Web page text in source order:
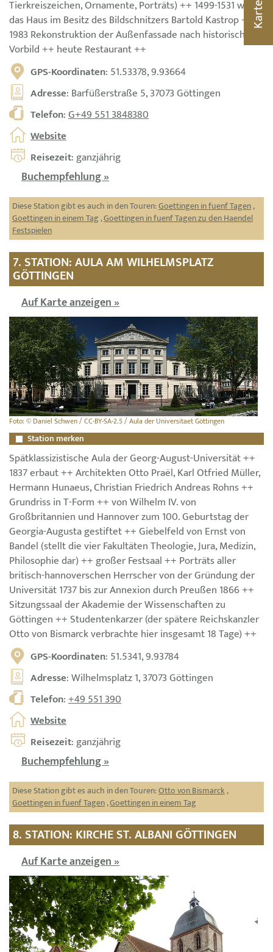
Tierkreiszeichen, Ornamente, Porträts) ++ 1499-1531 war
das Haus im Besitz des Bildschnitzers Bartold Kastrop ++
1983 Rekonstruktion der Außenfassade nach historischem
Vorbild ++ heute Restaurant ++
GPS-Koordinaten: 51.53378, 9.93664
Adresse: Barfüßerstraße 5, 37073 Göttingen
Telefon:G+49 551 3848380
Website
Reisezeit: ganzjährig
Buchempfehlung »
Diese Station gibt es auch in den Touren:Goettingen in fuenf Tagen,
Goettingen in einem Tag ,Goettingen in fuenf Tagen zu den Haendel
Festspielen
7. STATION: AULA AM WILHELMSPLATZ
GÖTTINGEN
Auf Karte anzeigen »
Foto: © Daniel Schwen / CC-BY-SA-2.5 / Aula der Universitaet Göttingen
Station merken
Spätklassizistische Aula der Georg-August-Universität ++
1837 erbaut ++ Architekten Otto Praël, Karl Otfried Müller,
Hermann Hunaeus, Christian Friedrich Andreas Rohns ++
Grundriss in T-Form ++ von Wilhelm IV. von
Großbritannien und Hannover zum 100. Geburtstag der
Georgia-Augusta gestiftet ++ Giebelfeld von Ernst von
Bandel (stellt die vier Fakultäten Theologie, Jura, Medizin,
Philosophie dar) ++ großer Festsaal ++ Porträts aller
britisch-hannoverschen Herrscher von der Gründung der
Universität 1737 bis zur Annexion durch Preußen 1866 ++
Sitzungssaal der Akademie der Wissenschaften zu
Göttingen ++ Studentenkarzer (der spätere Reichskanzler
Otto von Bismarck verbrachte hier insgesamt 18 Tage) ++
GPS-Koordinaten: 51.5341, 9.93784
Adresse: Wilhelmsplatz 1, 37073 Göttingen
Telefon:+49 551 390
Website
Reisezeit: ganzjährig
Buchempfehlung »
Diese Station gibt es auch in den Touren:Otto von Bismarck,
Goettingen in fuenf Tagen,Goettingen in einem Tag
8. STATION: KIRCHE ST. ALBANI GÖTTINGEN
Auf Karte anzeigen »
Karte